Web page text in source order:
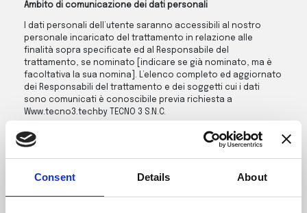
Consent Details About
Ambito di comunicazione dei dati personali
I dati personali dell’utente saranno accessibili al nostro
personale incaricato del trattamento in relazione alle
finalità sopra specificate ed al Responsabile del
trattamento, se nominato [indicare se già nominato, ma è
facoltativa la sua nomina]. L’elenco completo ed aggiornato
dei Responsabili del trattamento e dei soggetti cui i dati
sono comunicati è conoscibile previa richiesta a
Www.tecno3.techby TECNO 3 S.N.C.
I dati personali dell’utente potranno essere comunicati a
professionisti, collaboratori, terzi che svolgono servizi di
carattere tecnico ed organizzativo di cui TECNO 3 S.N.C si può
soggetti tratteranno i dati quali titolari, responsabili ovvero
incaricati del trattamento, a seconda dei casi, per le finalità